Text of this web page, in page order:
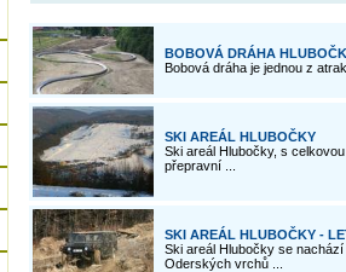
BOBOVÁ DRÁHA
Bobová dráha je jednou z
SKI AREÁL HLUBOČKY
Ski areál Hlubočky, s
přepravní ...
SKI AREÁL HLUBOČKY -
Ski areál Hlubočky se
Oderských vrchů ...